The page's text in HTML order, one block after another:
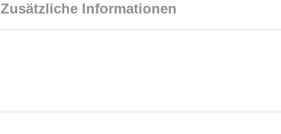
Zusätzliche Informationen